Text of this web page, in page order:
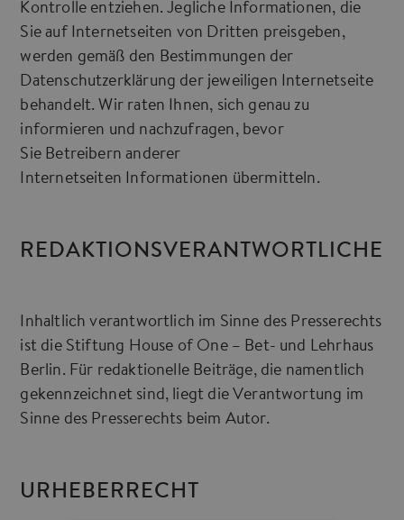
Kontrolle entziehen. Jegliche Informationen, die
Sie auf Internetseiten von Dritten preisgeben,
werden gemäß den Bestimmungen der
Datenschutzerklärung der jeweiligen Internetseite
behandelt. Wir raten Ihnen, sich genau zu
informieren und nachzufragen, bevor
Sie Betreibern anderer
Internetseiten Informationen übermitteln.
REDAKTIONSVERANTWORTLICHE
Inhaltlich verantwortlich im Sinne des Presserechts
ist die Stiftung House of One – Bet- und Lehrhaus
Berlin. Für redaktionelle Beiträge, die namentlich
gekennzeichnet sind, liegt die Verantwortung im
Sinne des Presserechts beim Autor.
URHEBERRECHT